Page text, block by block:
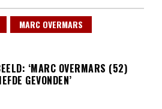
MARC OVERMARS
‘MARC OVERMARS (52)
GEVONDEN’